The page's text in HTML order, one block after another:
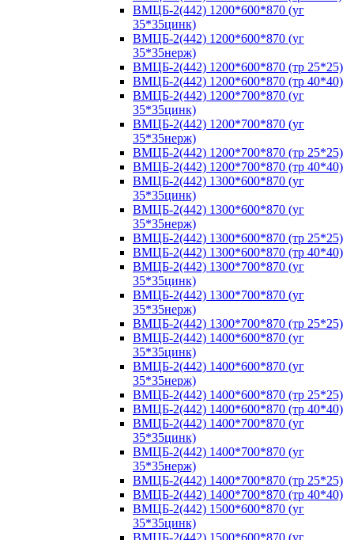
ВМЦБ-2(442) 1200*600*870 (уг
35*35цинк)
ВМЦБ-2(442) 1200*600*870 (уг
35*35нерж)
ВМЦБ-2(442) 1200*600*870 (тр 25*25)
ВМЦБ-2(442) 1200*600*870 (тр 40*40)
ВМЦБ-2(442) 1200*700*870 (уг
35*35цинк)
ВМЦБ-2(442) 1200*700*870 (уг
35*35нерж)
ВМЦБ-2(442) 1200*700*870 (тр 25*25)
ВМЦБ-2(442) 1200*700*870 (тр 40*40)
ВМЦБ-2(442) 1300*600*870 (уг
35*35цинк)
ВМЦБ-2(442) 1300*600*870 (уг
35*35нерж)
ВМЦБ-2(442) 1300*600*870 (тр 25*25)
ВМЦБ-2(442) 1300*600*870 (тр 40*40)
ВМЦБ-2(442) 1300*700*870 (уг
35*35цинк)
ВМЦБ-2(442) 1300*700*870 (уг
35*35нерж)
ВМЦБ-2(442) 1300*700*870 (тр 25*25)
ВМЦБ-2(442) 1400*600*870 (уг
35*35цинк)
ВМЦБ-2(442) 1400*600*870 (уг
35*35нерж)
ВМЦБ-2(442) 1400*600*870 (тр 25*25)
ВМЦБ-2(442) 1400*600*870 (тр 40*40)
ВМЦБ-2(442) 1400*700*870 (уг
35*35цинк)
ВМЦБ-2(442) 1400*700*870 (уг
35*35нерж)
ВМЦБ-2(442) 1400*700*870 (тр 25*25)
ВМЦБ-2(442) 1400*700*870 (тр 40*40)
ВМЦБ-2(442) 1500*600*870 (уг
35*35цинк)
ВМЦБ-2(442) 1500*600*870 (уг